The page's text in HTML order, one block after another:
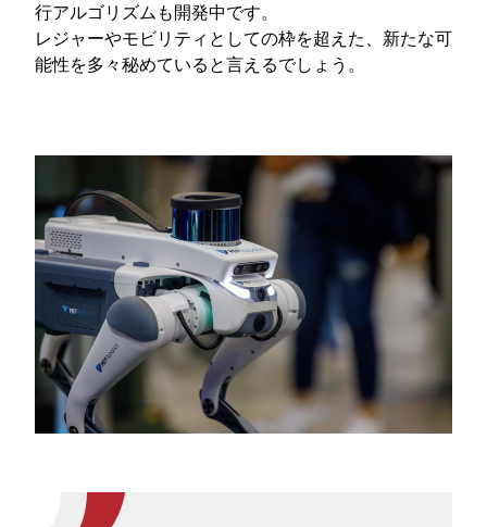
行アルゴリズムも開発中です。
レジャーやモビリティとしての枠を超えた、新たな可
能性を多々秘めていると言えるでしょう。